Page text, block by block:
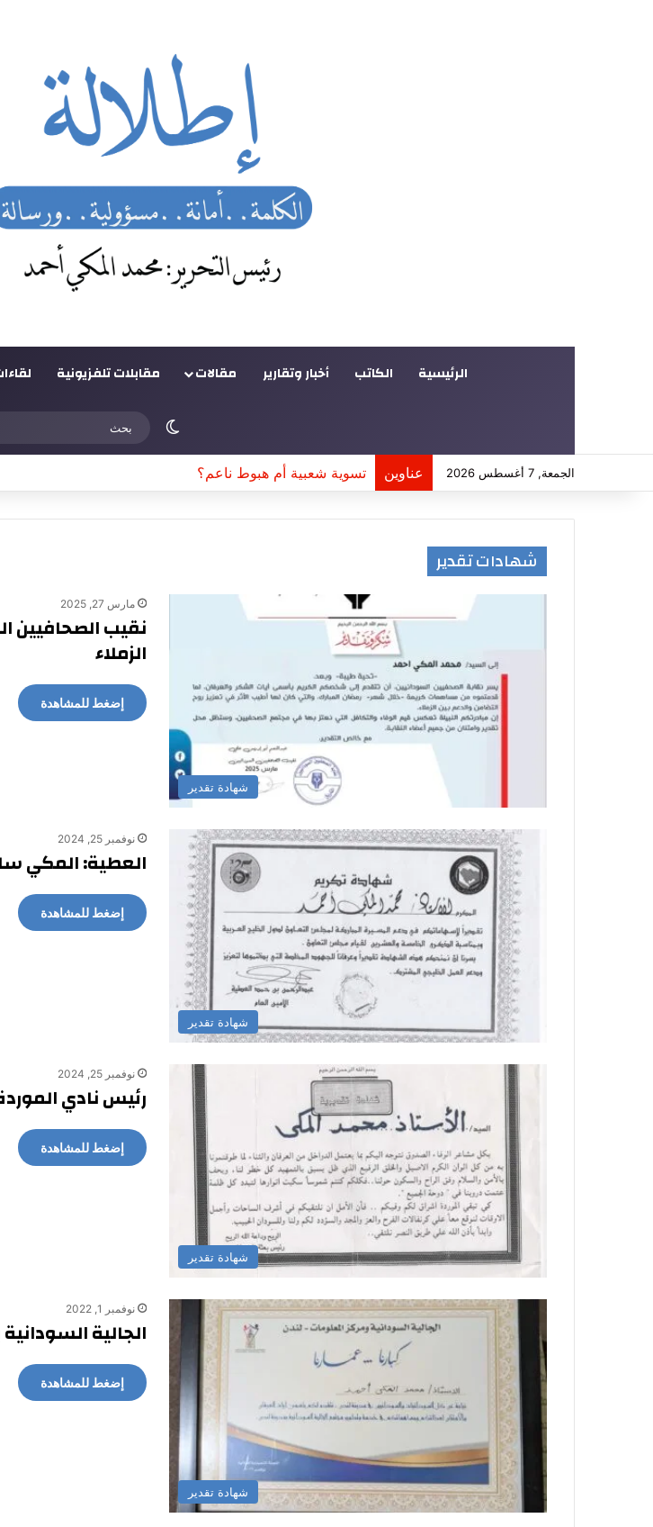
الرئيسية الكاتب أخبار وتقارير مقالات مقابلات تلفزيونية
الوضع المظلم
الجمعة, 7 أغسطس 2026 عناوين عشية انتخابات .. تحذير و مخاوف أممية بشأن تحديات سياسية
شهادات تقدير
شهادة تقدير
مارس 27, 2025
نقيب الصحافيين
الزملاء
إضغط للمشاهدة
شهادة تقدير
نوفمبر 25, 2024
العطية: المكي
إضغط للمشاهدة
شهادة تقدير
نوفمبر 25, 2024
رئيس نادي
إضغط للمشاهدة
شهادة تقدير
نوفمبر 1, 2022
الجالية
إضغط للمشاهدة